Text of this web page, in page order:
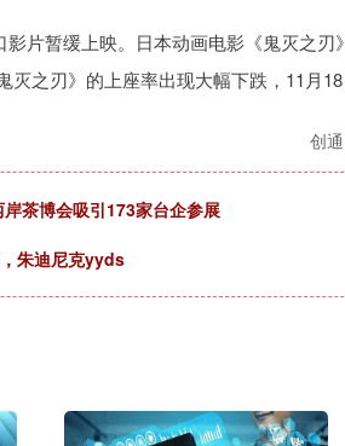
片暂缓上映。日本动画电影《鬼灭之
之刃》的上座率出现大幅下跌，11月18
创
茶博会吸引173家台企参展
朱迪尼克yyds